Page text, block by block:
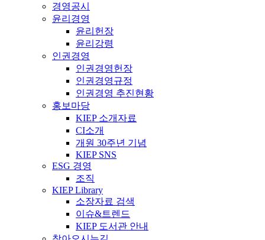
경영공시
윤리경영
윤리헌장
윤리강령
인권경영
인권경영헌장
인권경영규정
인권경영 추진현황
홍보마당
KIEP 소개자료
CI소개
개원 30주년 기념
KIEP SNS
ESG 경영
조직
KIEP Library
소장자료 검색
이슈&트렌드
KIEP 도서관 안내